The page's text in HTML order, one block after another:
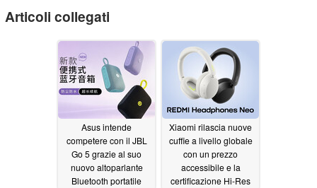
Articoli collegati
Asus intende
competere con il JBL
Go 5 grazie al suo
nuovo altoparlante
Bluetooth portatile
Xiaomi rilascia nuove
cuffie a livello globale
con un prezzo
accessibile e la
certificazione Hi-Res